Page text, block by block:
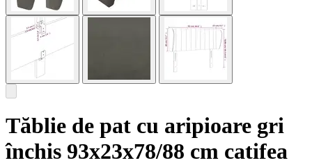
Tăblie de pat cu aripioare gri
închis 93x23x78/88 cm catifea